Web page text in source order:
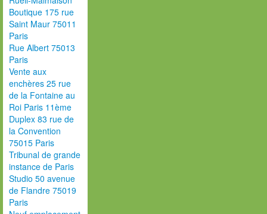
Boutique 175 rue
Saint Maur 75011
Paris
Rue Albert 75013
Paris
Vente aux
enchères 25 rue
de la Fontaine au
Roi Paris 11ème
Duplex 83 rue de
la Convention
75015 Paris
Tribunal de grande
instance de Paris
Studio 50 avenue
de Flandre 75019
Paris